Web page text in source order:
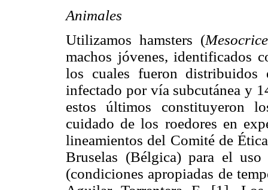
Animales
Utilizamos hamsters (
machos jóvenes, identificados
los cuales fueron distribuidos
infectado por vía subcutánea y
estos últimos constituyeron
cuidado de los roedores en
lineamientos del Comité de
Bruselas (Bélgica) para el
(condiciones apropiadas de